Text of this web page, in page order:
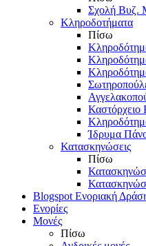
Σχολή Βυζ.
Κληροδοτήματα
Πίσω
Καστόρχειο
Ίδρυμα
Κατασκηνώσεις
Πίσω
Blogspot Ενοριακή
Ενορίες
Μονές
Πίσω